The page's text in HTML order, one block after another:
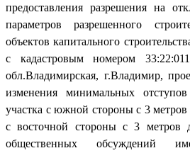
предоставления разрешения на
параметров разрешенного
объектов капитального
с кадастровым номером
обл.Владимирская, г.Владимир,
изменения минимальных
участка с южной стороны с 3
с восточной стороны с 3 метров
общественных обсуждений